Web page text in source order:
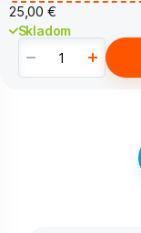
25,00 €
Skladom